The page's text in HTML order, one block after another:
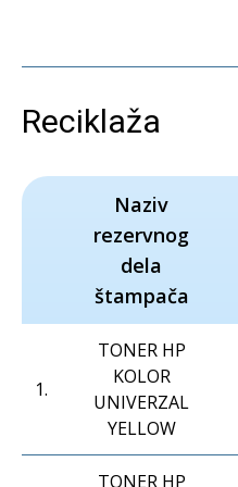
Reciklaža
Naziv
rezervnog
dela
štampača
1.
TONER HP
KOLOR
UNIVERZAL
YELLOW
TONER HP